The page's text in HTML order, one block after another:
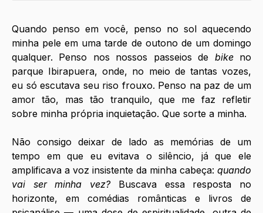
Quando penso em você, penso no sol aquecendo
minha pele em uma tarde de outono de um domingo
qualquer. Penso nos nossos passeios de bike no
parque Ibirapuera, onde, no meio de tantas vozes,
eu só escutava seu riso frouxo. Penso na paz de um
amor tão, mas tão tranquilo, que me faz refletir
sobre minha própria inquietação. Que sorte a minha.
Não consigo deixar de lado as memórias de um
tempo em que eu evitava o silêncio, já que ele
amplificava a voz insistente da minha cabeça: quando
vai ser minha vez? Buscava essa resposta no
horizonte, em comédias românticas e livros de